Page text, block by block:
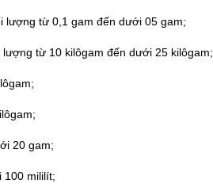
lượng từ 0,1 gam đến dưới 05 gam;
từ 10 kilôgam đến dưới 25 kilôgam;
20 gam;
100 mililít;